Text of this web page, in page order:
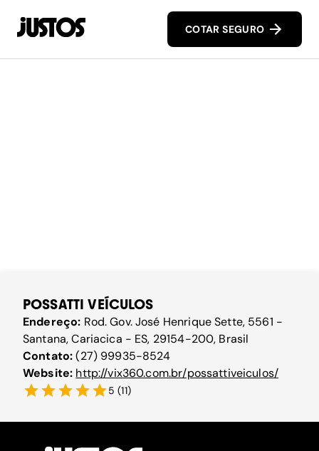
COTAR SEGURO
POSSATTI VEÍCULOS
Endereço: Rod. Gov. José Henrique Sette, 5561 -
Santana, Cariacica - ES, 29154-200, Brasil
Contato:(27) 99935-8524
Website: http://vix360.com.br/possattiveiculos/
5 (11)